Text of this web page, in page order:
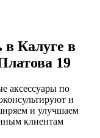
в Калуге в
19
аксессуары по
и
и улучшаем
клиентам